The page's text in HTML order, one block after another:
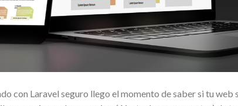
con Laravel seguro llego el momento de saber si tu web